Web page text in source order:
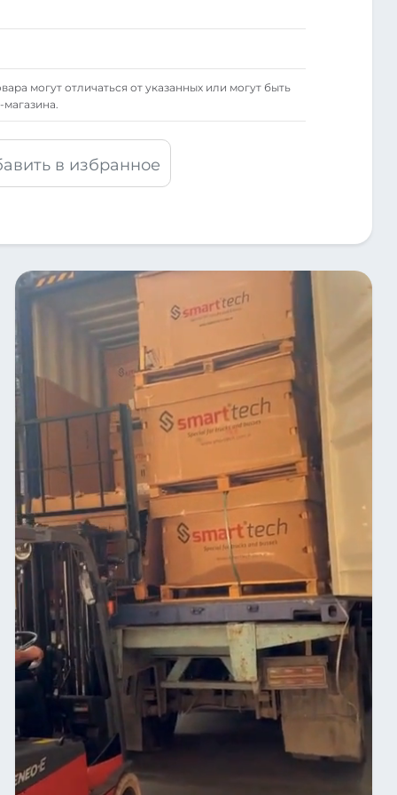
могут отличаться от указанных или могут быть
в избранное